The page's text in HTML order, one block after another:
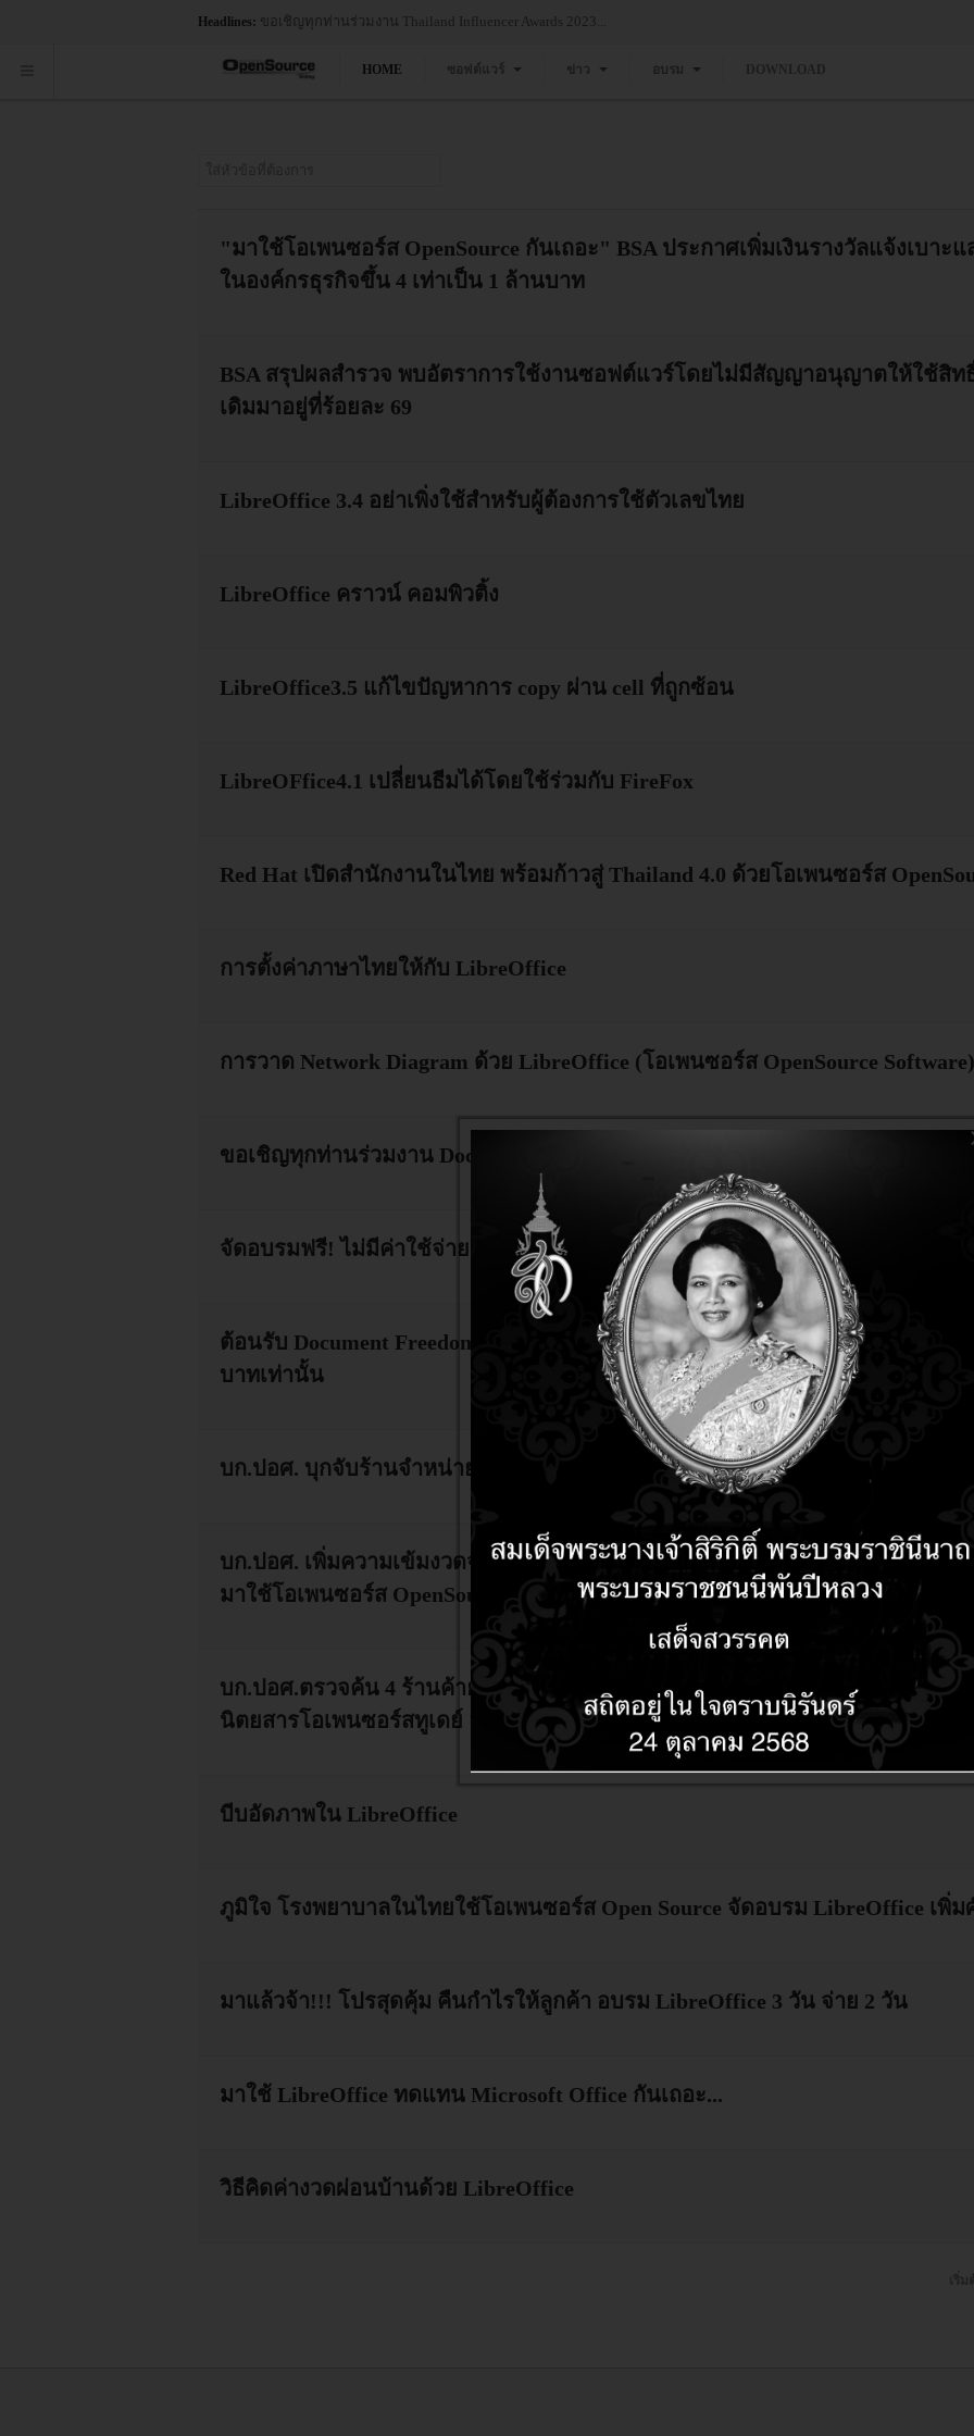
Headlines: ขอเชิญทุกท่านร่วมงาน Thailand Influencer Awards 2023...
HOME ซอฟต์แวร์ ข่าว อบรม DOWNLOAD
"มาใช้โอเพนซอร์ส OpenSource กันเถอะ" BSA ประกาศเพิ่มเงินรางวัลแจ้งเบา
ในองค์กรธุรกิจขึ้น 4 เท่าเป็น 1 ล้านบาท
BSA สรุปผลสำรวจ พบอัตราการใช้งานซอฟต์แวร์โดยไม่มีสัญญาอนุญาตให้ใช้สิท
เดิมมาอยู่ที่ร้อยละ 69
LibreOffice 3.4 อย่าเพิ่งใช้สำหรับผู้ต้องการใช้ตัวเลขไทย
LibreOffice คราวน์ คอมพิวติ้ง
LibreOffice3.5 แก้ไขปัญหาการ copy ผ่าน cell ที่ถูกซ้อน
LibreOFfice4.1 เปลี่ยนธีมได้โดยใช้ร่วมกับ FireFox
Red Hat เปิดสำนักงานในไทย พร้อมก้าวสู่ Thailand 4.0 ด้วยโอเพนซอร์ส
การตั้งค่าภาษาไทยให้กับ LibreOffice
การวาด Network Diagram ด้วย LibreOffice (โอเพนซอร์ส OpenSource Software)
ขอเชิญทุกท่านร่วมงาน Document Freedom Day 2019 วันศุกร์ที่ 22 มีนาคม 2562
จัดอบรมฟรี! ไม่มีค่าใช้จ่าย หลักสูตร LibreOffice สำหรับรัฐวิสาหกิจและองค์การ
ต้อนรับ Document Freedom Day ด้วยโปรโมชั่น อบรม LibreOffice เพื่อทดแทน
บาทเท่านั้น
บก.ปอศ. บุกจับร้านจำหน่ายซอฟต์แวร์เถื่อนภายในห้างดังอุบลฯ
บก.ปอศ. เพิ่มความเข้มงวดจับกุมองค์กรธุรกิจละเมิดลิขสิทธิ์ซอฟต์แวร์...ทีมงานโ
มาใช้โอเพนซอร์ส OpenSource
บก.ปอศ.ตรวจค้น 4 ร้านค้าย่านแฮปปี้แลนด์ จำหน่ายซอฟต์แวร์ผิดกฎหมายและแ
นิตยสารโอเพนซอร์สทูเดย์ อยากให้หันมาใช้โอเพนซอร์ส OpenSource
บีบอัดภาพใน LibreOffice
ภูมิใจ โรงพยาบาลในไทยใช้โอเพนซอร์ส Open Source จัดอบรม LibreOffice เพิ่
มาแล้วจ้า!!! โปรสุดคุ้ม คืนกำไรให้ลูกค้า อบรม LibreOffice 3 วัน จ่าย 2 วัน
มาใช้ LibreOffice ทดแทน Microsoft Office กันเถอะ...
วิธีคิดค่างวดผ่อนบ้านด้วย LibreOffice